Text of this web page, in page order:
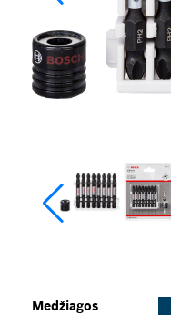
Medžiagos